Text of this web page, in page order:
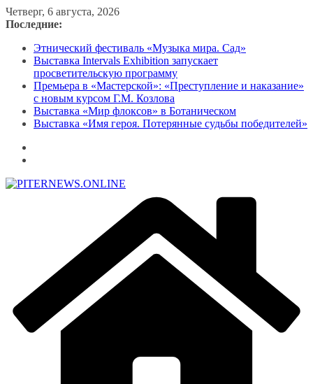
Перейти
к
Четверг, 6 августа, 2026
Последние:
Этнический фестиваль «Музыка мира. Сад»
Выставка Intervals Exhibition запускает
просветительскую программу
Премьера в «Мастерской»: «Преступление и наказание»
с новым курсом Г.М. Козлова
Выставка «Мир флоксов» в Ботаническом
Выставка «Имя героя. Потерянные судьбы победителей»